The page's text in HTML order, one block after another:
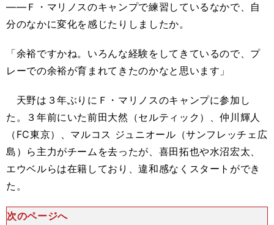
――Ｆ・マリノスのキャンプで練習しているなかで、自
分のなかに変化を感じたりしましたか。
「余裕ですかね。いろんな経験をしてきているので、プ
レーでの余裕が育まれてきたのかなと思います」
天野は３年ぶりにＦ・マリノスのキャンプに参加し
た。３年前にいた前田大然（セルティック）、仲川輝人
（FC東京）、マルコス ジュニオール（サンフレッチェ広
島）ら主力がチームを去ったが、喜田拓也や水沼宏太、
エウベルらは在籍しており、違和感なくスタートができ
た。
次のページへ